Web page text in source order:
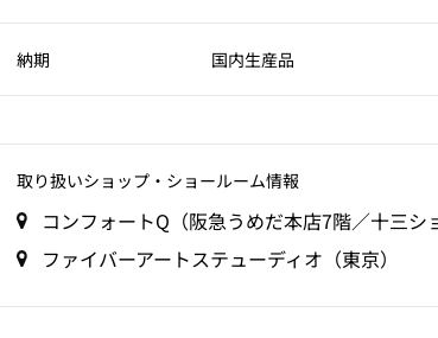
納期 国内生産品
取り扱いショップ‧ショールーム情報
コンフォートQ（阪急うめだ本店7階／十三シ
ファイバーアートステューディオ（東京）